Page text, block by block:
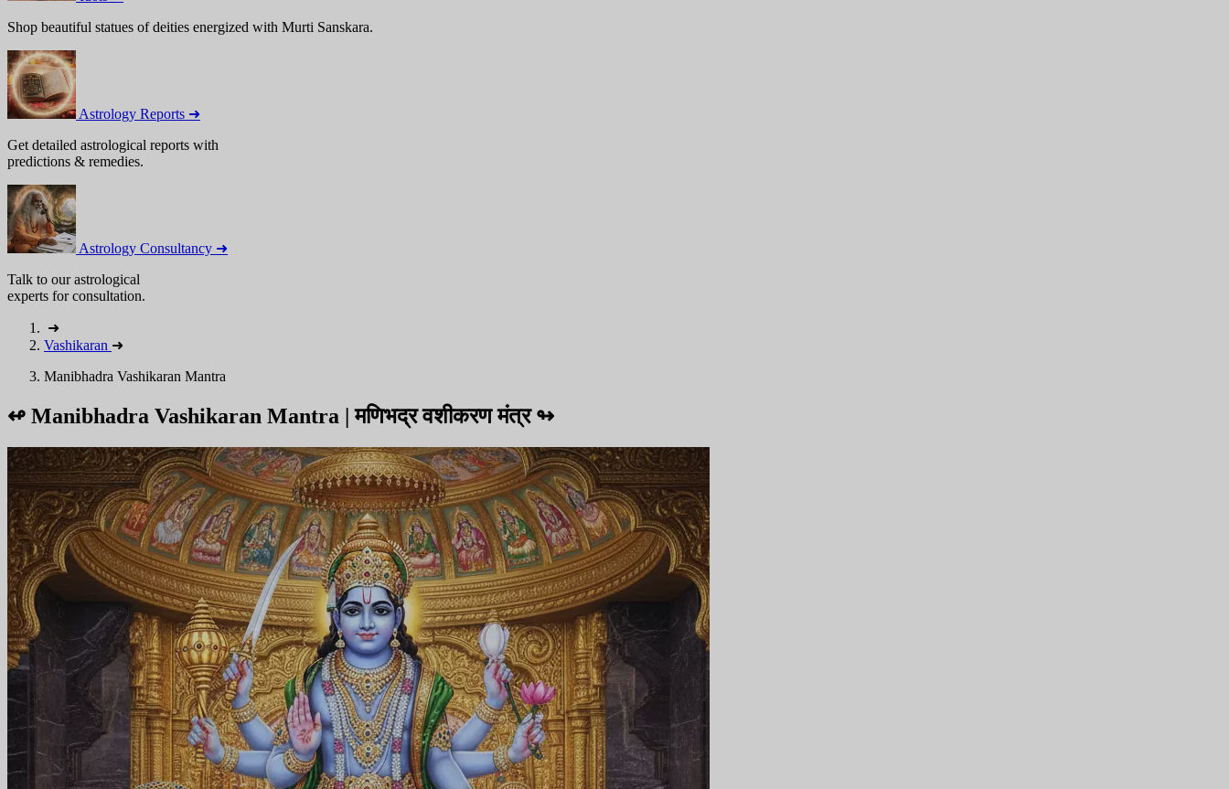
Shop beautiful statues of deities energized with Murti Sanskara.
Astrology Reports ➜
Get detailed astrological reports with
predictions & remedies.
Astrology Consultancy ➜
Talk to our astrological
experts for consultation.
➜
Vashikaran ➜
Manibhadra Vashikaran Mantra
↫ Manibhadra Vashikaran Mantra | मणिभद्र वशीकरण मंत्र↬